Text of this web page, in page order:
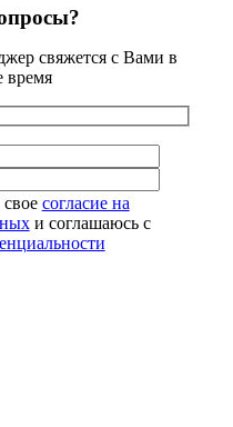
свяжется с Вами в
время
согласие на
и соглашаюсь с